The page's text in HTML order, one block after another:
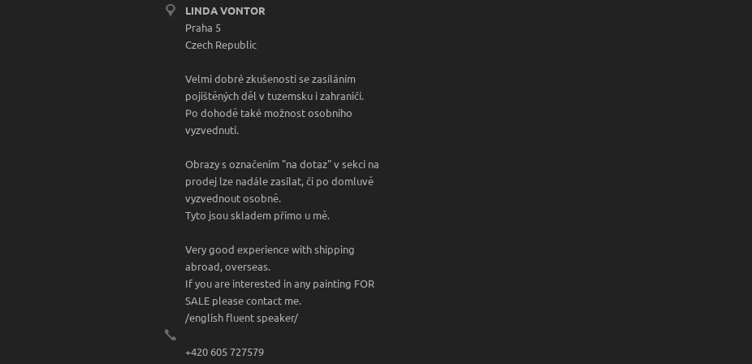
LINDA VONTOR
Praha 5
Czech Republic
Velmi dobré zkušenosti se zasíláním
pojištěných děl v tuzemsku i zahraničí.
Po dohodě také možnost osobního
vyzvednutí.
Obrazy s označením "na dotaz" v sekci na
prodej lze nadále zasílat, či po domluvě
vyzvednout osobně.
Tyto jsou skladem přímo u mě.
Very good experience with shipping
abroad, overseas.
If you are interested in any painting FOR
SALE please contact me.
/english fluent speaker/
+420 605 727579